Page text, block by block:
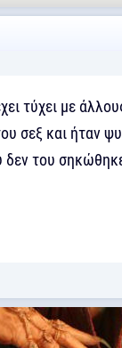
τύχει με
σεξ και ήταν
του